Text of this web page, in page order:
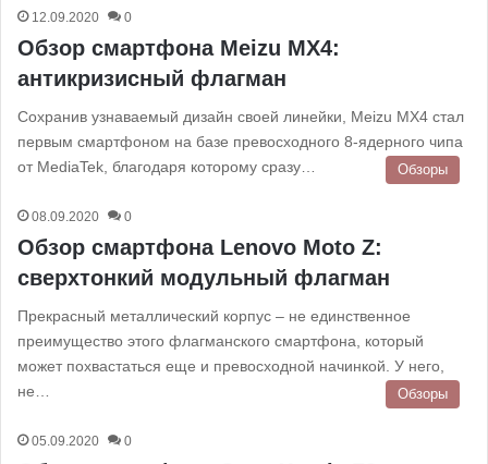
12.09.2020 0
Обзор смартфона Meizu MX4:
антикризисный флагман
Сохранив узнаваемый дизайн своей линейки, Meizu MX4 стал
первым смартфоном на базе превосходного 8-ядерного чипа
от MediaTek, благодаря которому сразу…
Обзоры
08.09.2020 0
Обзор смартфона Lenovo Moto Z:
сверхтонкий модульный флагман
Прекрасный металлический корпус – не единственное
преимущество этого флагманского смартфона, который
может похвастаться еще и превосходной начинкой. У него,
не…
Обзоры
05.09.2020 0